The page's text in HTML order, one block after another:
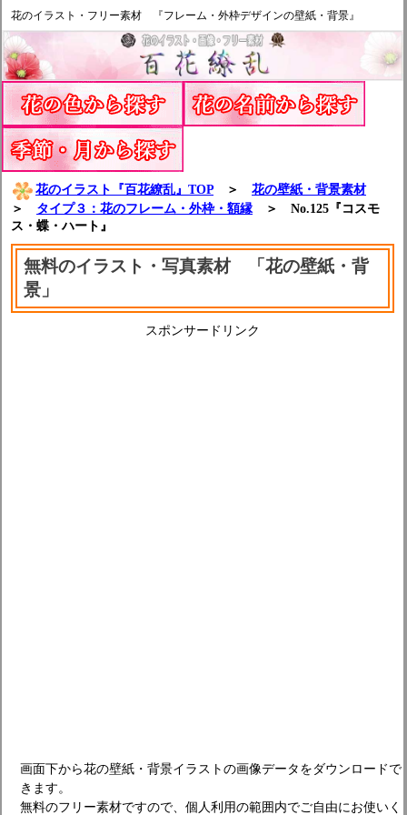
花のイラスト・フリー素材 『フレーム・外枠デザインの壁紙・背景』
花のイラスト『百花繚乱』TOP ＞ 花の壁紙・背景素材
＞ タイプ３：花のフレーム・外枠・額縁 ＞ No.125『コスモ
ス・蝶・ハート』
無料のイラスト・写真素材 「花の壁紙・背
景」
スポンサードリンク
画面下から花の壁紙・背景イラストの画像データをダウンロードで
きます。
無料のフリー素材ですので、個人利用の範囲内でご自由にお使いく